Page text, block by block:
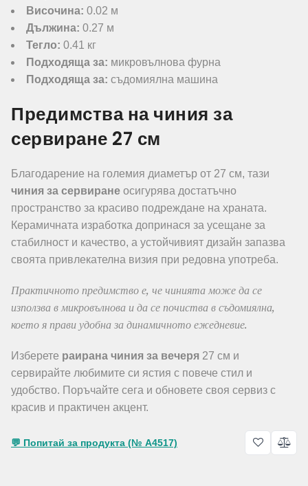
Височина: 0.02 м
Дължина: 0.27 м
Тегло: 0.41 кг
Подходяща за: микровълнова фурна
Подходяща за: съдомиялна машина
Предимства на чиния за
сервиране 27 см
Благодарение на големия диаметър от 27 см, тази
чиния за сервиране осигурява достатъчно
пространство за красиво подреждане на храната.
Керамичната изработка допринася за усещане за
стабилност и качество, а устойчивият дизайн запазва
своята привлекателна визия при редовна употреба.
Практичното предимство е, че чинията може да се
използва в микровълнова и да се почиства в съдомиялна,
което я прави удобна за динамичното ежедневие.
Изберете раирана чиния за вечеря 27 см и
сервирайте любимите си ястия с повече стил и
удобство. Поръчайте сега и обновете своя сервиз с
красив и практичен акцент.
💬 Попитай за продукта (№ A4517)